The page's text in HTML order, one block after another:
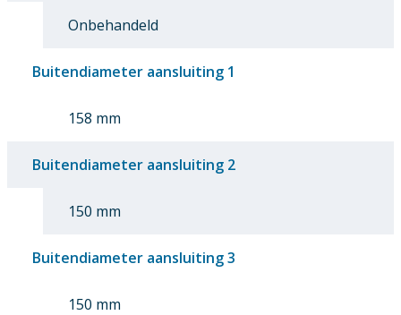
Onbehandeld
Buitendiameter aansluiting 1
158 mm
Buitendiameter aansluiting 2
150 mm
Buitendiameter aansluiting 3
150 mm